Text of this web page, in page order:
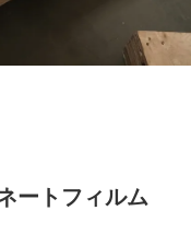
ートフィルム